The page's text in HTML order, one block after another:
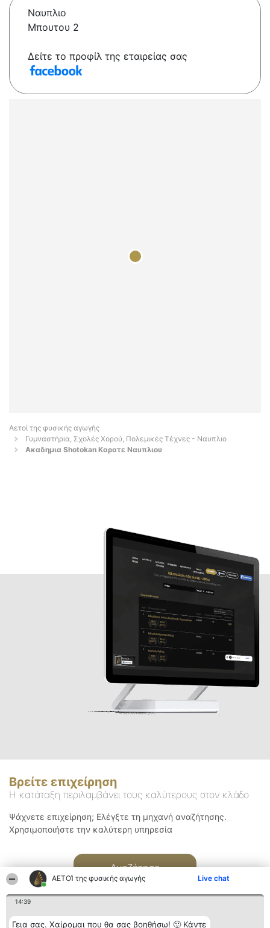
ΑΕΤΟΊ της φυσικής αγωγής Live chat
14:39
Γεια σας. Χαίρομαι που θα σας βοηθήσω! 🙂 Κάντε
Ναυπλιο
Μπουτου 2
Δείτε το προφίλ της εταιρείας σας
Αετοί της φυσικής αγωγής
Γυμναστήρια, Σχολές Χορού, Πολεμικές Τέχνες - Ναυπλιο
Ακαδημια Shotokan Καρατε Ναυπλιου
Βρείτε επιχείρηση
Η κατάταξη περιλαμβάνει τους καλύτερους στον κλάδο
Ψάχνετε επιχείρηση; Ελέγξτε τη μηχανή αναζήτησης.
Χρησιμοποιήστε την καλύτερη υπηρεσία
Αναζήτηση